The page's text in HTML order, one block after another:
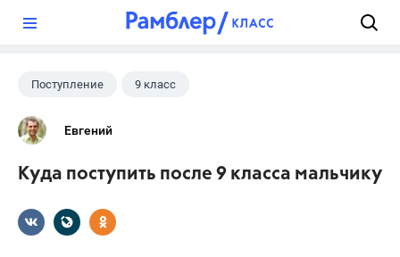
Поступление 9 класс
Евгений
Куда поступить после 9 класса мальчику